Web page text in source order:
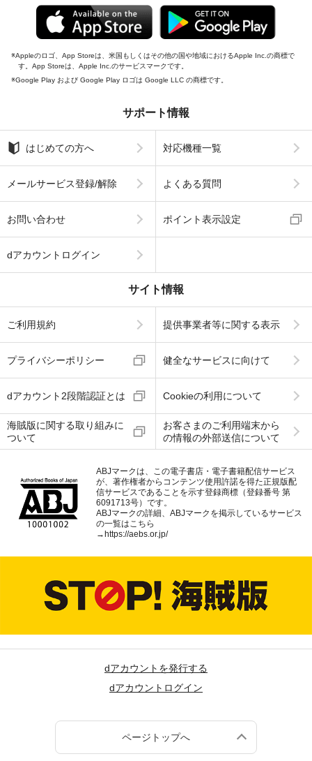
Appleのロゴ、App Storeは、米国もしくはその他の国や地域におけるApple Inc.の商標で
す。App Storeは、Apple Inc.のサービスマークです。
Google Play および Google Play ロゴは Google LLC の商標です。
サポート情報
はじめての方へ 対応機種一覧
メールサービス登録/解除 よくある質問
お問い合わせ ポイント表示設定
dアカウントログイン
サイト情報
ご利用規約 提供事業者等に関する表示
プライバシーポリシー 健全なサービスに向けて
dアカウント2段階認証とは Cookieの利用について
海賊版に関する取り組みに
ついて
お客さまのご利用端末から
の情報の外部送信について
ABJマークは、この電子書店・電子書籍配信サービス
が、著作権者からコンテンツ使用許諾を得た正規版配
信サービスであることを示す登録商標（登録番号 第
6091713号）です。
ABJマークの詳細、ABJマークを掲示しているサービス
の一覧はこちら
→ https://aebs.or.jp/
dアカウントを発行する
dアカウントログイン
ページトップへ